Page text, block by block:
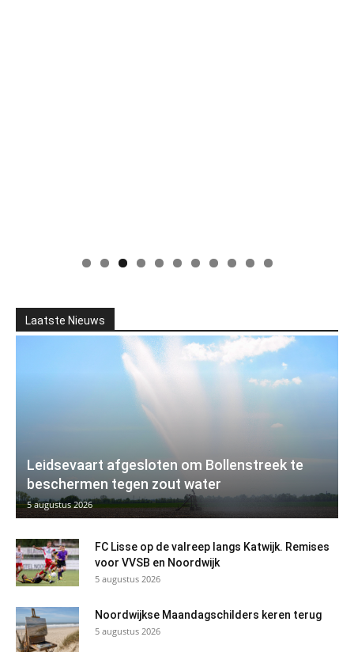
Laatste Nieuws
Leidsevaart afgesloten om Bollenstreek te
beschermen tegen zout water
5 augustus 2026
FC Lisse op de valreep langs Katwijk. Remises
voor VVSB en Noordwijk
5 augustus 2026
Noordwijkse Maandagschilders keren terug
5 augustus 2026